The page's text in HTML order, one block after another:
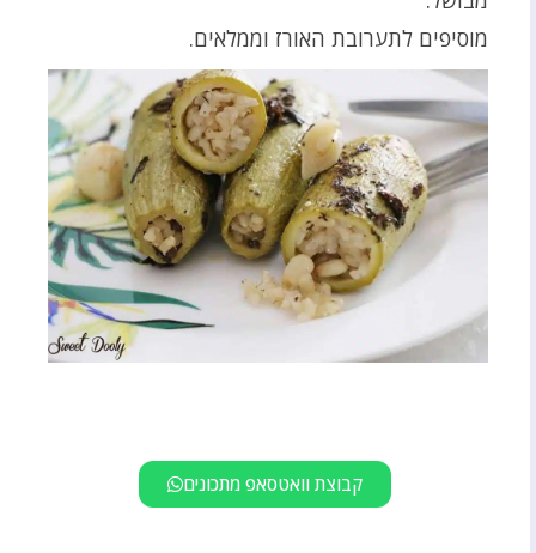
מוסיפים לתערובת האורז וממלאים.
קבוצת וואטסאפ מתכונים